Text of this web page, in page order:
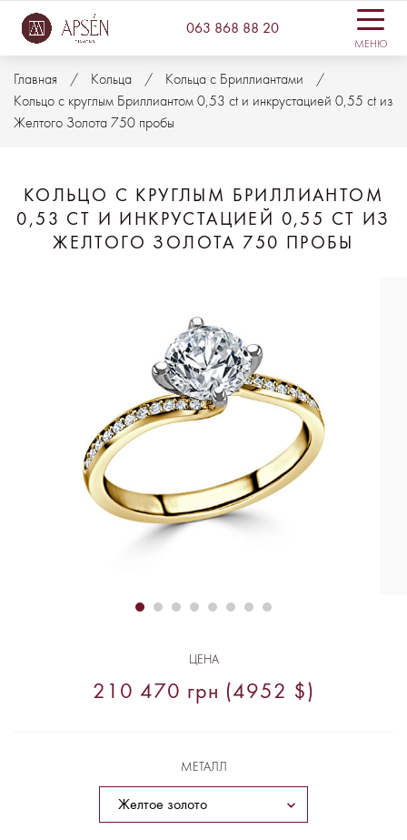
063 868 88 20
МЕНЮ
Главная Кольца
Кольца с Бриллиантами
Кольцо с круглым Бриллиантом 0,53 ct и инкрустацией 0,55 ct из
Желтого Золота 750 пробы
КОЛЬЦО С КРУГЛЫМ БРИЛЛИАНТОМ
0,53 CT И ИНКРУСТАЦИЕЙ 0,55 CT ИЗ
ЖЕЛТОГО ЗОЛОТА 750 ПРОБЫ
ЦЕНА
210 470 грн (4952 $)
МЕТАЛЛ